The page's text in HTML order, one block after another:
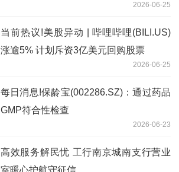
2026-06-25
当前热议!美股异动 | 哔哩哔哩(BILI.US)
涨逾5% 计划斥资3亿美元回购股票
2026-06-25
每日消息!保龄宝(002286.SZ)：通过药品
GMP符合性检查
2026-06-23
高效服务解民忧 工行南京城南支行营业